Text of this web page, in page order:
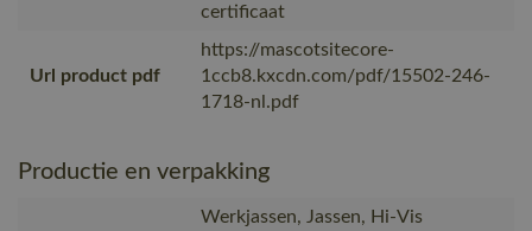
certificaat
Url product pdf
https://mascotsitecore-
1ccb8.kxcdn.com/pdf/15502-246-
1718-nl.pdf
Productie en verpakking
Werkjassen, Jassen, Hi-Vis